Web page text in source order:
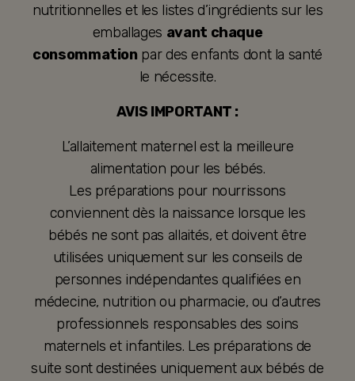
nutritionnelles et les listes d’ingrédients sur les
emballages avant chaque
consommation par des enfants dont la santé
le nécessite.
AVIS IMPORTANT :
L’allaitement maternel est la meilleure
alimentation pour les bébés.
Les préparations pour nourrissons
conviennent dès la naissance lorsque les
bébés ne sont pas allaités, et doivent être
utilisées uniquement sur les conseils de
personnes indépendantes qualifiées en
médecine, nutrition ou pharmacie, ou d’autres
professionnels responsables des soins
maternels et infantiles. Les préparations de
suite sont destinées uniquement aux bébés de